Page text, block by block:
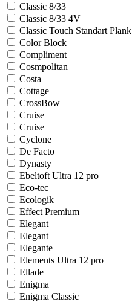
Classic 8/33
Classic 8/33 4V
Classic Touch Standart Plank
Color Block
Compliment
Cosmpolitan
Costa
Cottage
CrossBow
Cruise
Cruise
Cyclone
De Facto
Dynasty
Ebeltoft Ultra 12 pro
Eco-tec
Ecologik
Effect Premium
Elegant
Elegant
Elegante
Elements Ultra 12 pro
Ellade
Enigma
Enigma Classic